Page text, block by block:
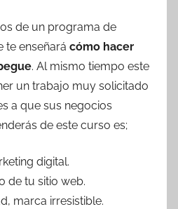
de un programa de
te enseñará cómo hacer
. Al mismo tiempo este
un trabajo muy solicitado
a que sus negocios
de este curso es;
digital.
de tu sitio web.
marca irresistible.